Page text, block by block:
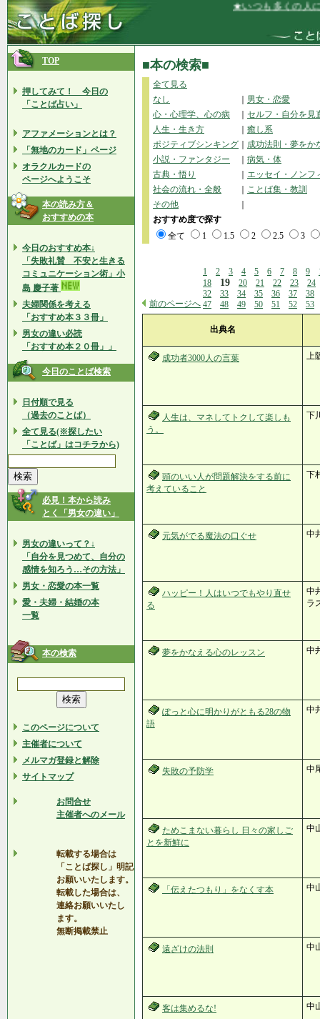
★いつも多くの人に喜び
TOP
押してみて！ 今日の
「ことば占い」
アファメーションとは？
「無地のカード」ページ
オラクルカードの
ページへようこそ
本の読み方＆
おすすめの本
今日のおすすめ本↓
「失敗礼賛 不安と生きる
コミュニケーション術」小
島 慶子著
夫婦関係を考える
「おすすめ本３３冊」
男女の違い必読
「おすすめ本２０冊」」
今日のことば検索
日付順で見る
（過去のことば）
全て見る(※探したい
「ことば」はコチラから)
必見！本から読み
とく「男女の違い」
男女の違いって？↓
「自分を見つめて、自分の
感情を知ろう…その方法」
男女・恋愛の本一覧
愛・夫婦・結婚の本
一覧
本の検索
このページについて
主催者について
メルマガ登録と解除
サイトマップ
お問合せ
主催者へのメール
転載する場合は
「ことば探し」明記
お願いいたします。
転載した場合は、
連絡お願いいたし
ます。
無断掲載禁止
■本の検索■
全て見る
なし
男女・恋愛
心・心理学、心の病
セルフ・自分を見
人生・生き方
癒し系
ポジティブシンキング
成功法則・夢をか
小説・ファンタジー
病気・体
古典・悟り
エッセイ・ノンフ
社会の流れ・全般
ことば集・教訓
その他
おすすめ度で探す
全て
1 1.5 2 2.5 3
前のページへ
1 2 3 4 5 6 7 8 9
18
19 20 21 22 23
24
32
33 34 35 36 37
38
47
48 49 50 51 52 53
出典名
成功者3000人の言葉 上
人生は、マネしてトクして楽しも
う。
下
頭のいい人が問題解決をする前に
考えていること
下
元気がでる魔法の口ぐせ 中
ハッピー！人はいつでもやり直せ
る
中
ラ
夢をかなえる心のレッスン 中
ぽっと心に明かりがともる28の物
語
中
失敗の予防学 中
ためこまない暮らし 日々の家しご
とを新鮮に
中
「伝えたつもり」をなくす本 中
遠ざけの法則 中
客は集めるな! 中